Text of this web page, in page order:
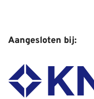
Aangesloten bij: